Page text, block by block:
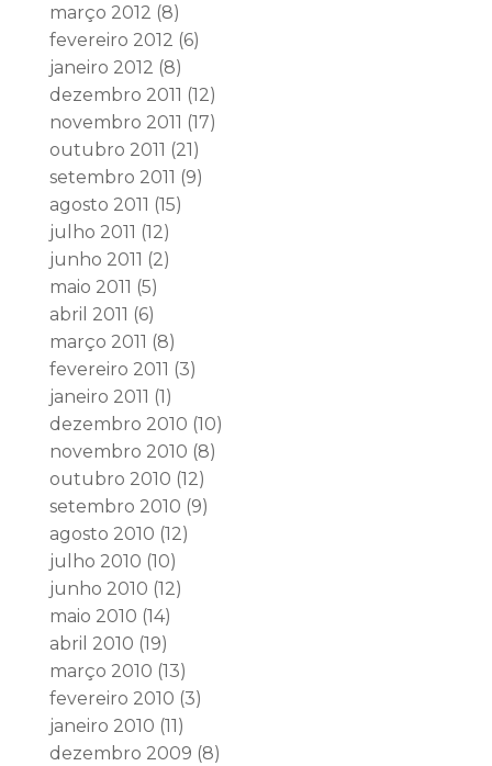
março 2012 (8)
fevereiro 2012 (6)
janeiro 2012 (8)
dezembro 2011 (12)
novembro 2011 (17)
outubro 2011 (21)
setembro 2011 (9)
agosto 2011 (15)
julho 2011 (12)
junho 2011 (2)
maio 2011 (5)
abril 2011 (6)
março 2011 (8)
fevereiro 2011 (3)
janeiro 2011 (1)
dezembro 2010 (10)
novembro 2010 (8)
outubro 2010 (12)
setembro 2010 (9)
agosto 2010 (12)
julho 2010 (10)
junho 2010 (12)
maio 2010 (14)
abril 2010 (19)
março 2010 (13)
fevereiro 2010 (3)
janeiro 2010 (11)
dezembro 2009 (8)